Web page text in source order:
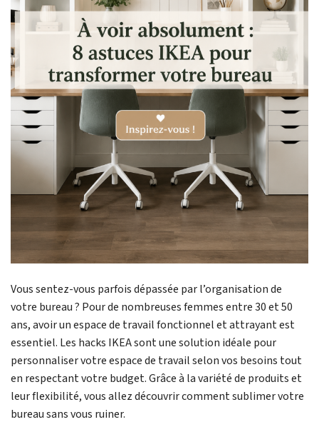
Vous sentez-vous parfois dépassée par l’organisation de
votre bureau ? Pour de nombreuses femmes entre 30 et 50
ans, avoir un espace de travail fonctionnel et attrayant est
essentiel. Les hacks IKEA sont une solution idéale pour
personnaliser votre espace de travail selon vos besoins tout
en respectant votre budget. Grâce à la variété de produits et
leur flexibilité, vous allez découvrir comment sublimer votre
bureau sans vous ruiner.